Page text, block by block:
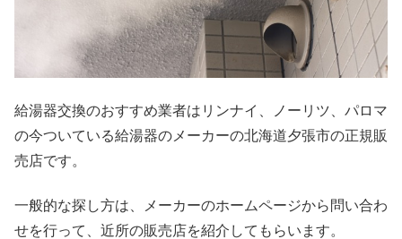
給湯器交換のおすすめ業者はリンナイ、ノーリツ、パロマ
の今ついている給湯器のメーカーの北海道夕張市の正規販
売店です。
一般的な探し方は、メーカーのホームページから問い合わ
せを行って、近所の販売店を紹介してもらいます。